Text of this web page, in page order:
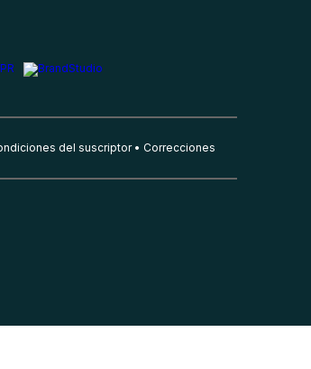
del suscriptor Correcciones